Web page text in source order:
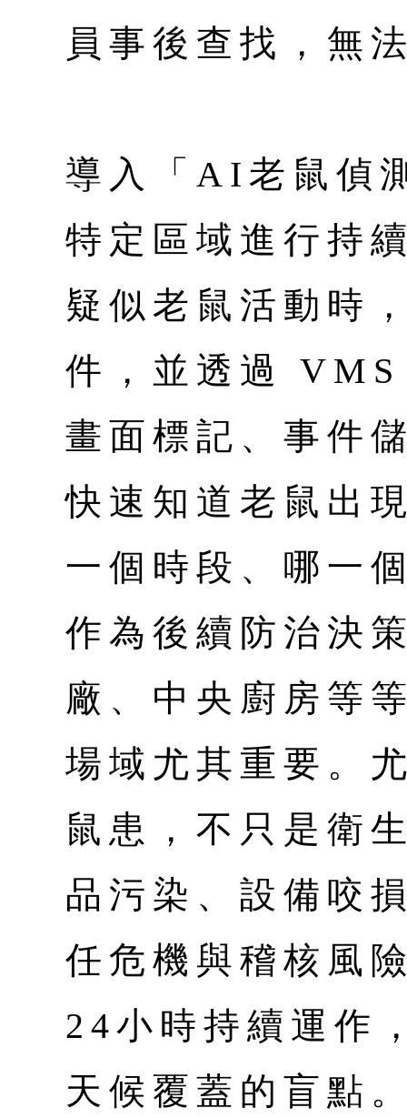
員事後查找，無
導入「AI老鼠偵
特定區域進行持
疑似老鼠活動時
件，並透過
畫面標記、事件
快速知道老鼠出
一個時段、哪一
作為後續防治決
廠、中央廚房等
場域尤其重要。
鼠患，不只是衛
品污染、設備咬
任危機與稽核風
24小時持續運作
天候覆蓋的盲點